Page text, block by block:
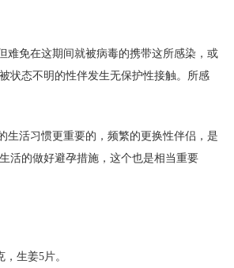
难免在这期间就被病毒的携带这所感染，或
状态不明的性伴发生无保护性接触。所感
生活习惯更重要的，频繁的更换性伴侣，是
活的做好避孕措施，这个也是相当重要
生姜5片。